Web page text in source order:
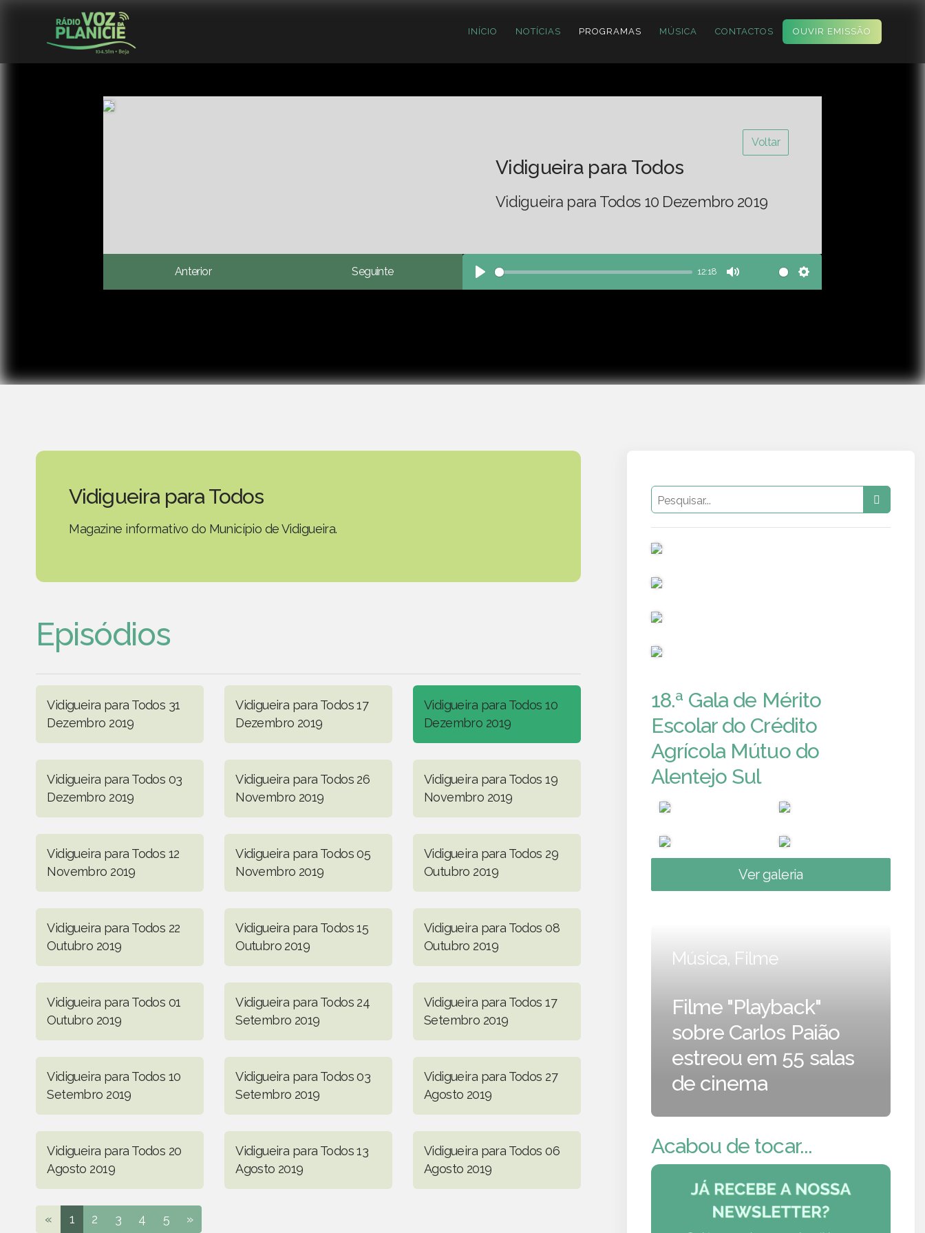
INÍCIO NOTÍCIAS PROGRAMAS MÚSICA CONTACTOS OUVIR EMISSÃO
Voltar
Vidigueira para Todos
Vidigueira para Todos 10 Dezembro 2019
Anterior Seguinte
Play
12:18
Mute Settings
Vidigueira para Todos
Magazine informativo do Município de Vidigueira.
Episódios
Vidigueira para Todos 31
Dezembro 2019
Vidigueira para Todos 17
Dezembro 2019
Vidigueira para Todos 10
Dezembro 2019
Vidigueira para Todos 03
Dezembro 2019
Vidigueira para Todos 26
Novembro 2019
Vidigueira para Todos 19
Novembro 2019
Vidigueira para Todos 12
Novembro 2019
Vidigueira para Todos 05
Novembro 2019
Vidigueira para Todos 29
Outubro 2019
Vidigueira para Todos 22
Outubro 2019
Vidigueira para Todos 15
Outubro 2019
Vidigueira para Todos 08
Outubro 2019
Vidigueira para Todos 01
Outubro 2019
Vidigueira para Todos 24
Setembro 2019
Vidigueira para Todos 17
Setembro 2019
Vidigueira para Todos 10
Setembro 2019
Vidigueira para Todos 03
Setembro 2019
Vidigueira para Todos 27
Agosto 2019
Vidigueira para Todos 20
Agosto 2019
Vidigueira para Todos 13
Agosto 2019
Vidigueira para Todos 06
Agosto 2019
« 1 2 3 4 5 »
18.ª Gala de Mérito
Escolar do Crédito
Agrícola Mútuo do
Alentejo Sul
Ver galeria
Música, Filme
Filme "Playback"
sobre Carlos Paião
estreou em 55 salas
de cinema
Acabou de tocar...